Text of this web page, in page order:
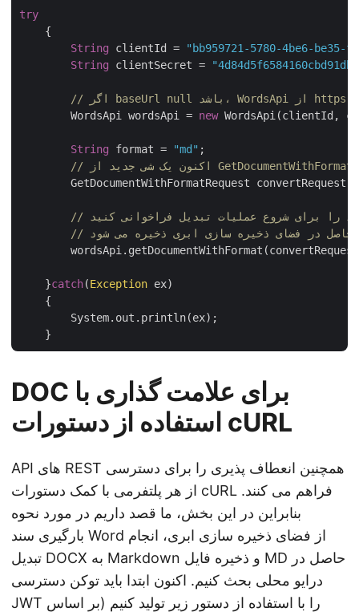
try
    {
String clientId =
"bb959721-5780-4be6-be35-
String clientSecret =
	WordsApi wordsApi =
new WordsApi(clientId,
String format = "md" ;
GetDocumentWithFormatRequest convertRequest
را برای شروع عملیات تبدیل فراخوانی کنید
حاصل در فضای ذخیره سازی ابری ذخیره می شود
    }
catch(Exception ex)
    {
DOC برای علامت گذاری با
استفاده از دستورات cURL
API های REST همچنین انعطاف پذیری را برای دسترسی
از هر پلتفرمی با کمک دستورات cURL فراهم می کنند.
بنابراین در این بخش، ما قصد داریم در مورد نحوه
بارگیری سند Word از فضای ذخیره سازی ابری، انجام
تبدیل DOCX به Markdown و ذخیره فایل MD حاصل در
درایو محلی بحث کنیم. اکنون ابتدا باید توکن دسترسی
JWT را با استفاده از دستور زیر تولید کنیم (بر اساس